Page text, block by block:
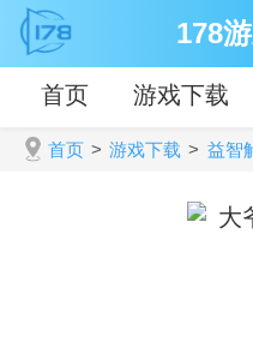
178
首页 游戏下载
首页 > 游戏下载 > 益智